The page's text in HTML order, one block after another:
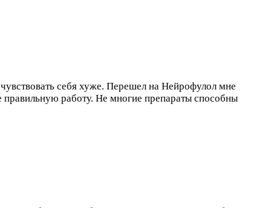
себя хуже. Перешел на Нейрофулол мне
правильную работу. Не многие препараты способны